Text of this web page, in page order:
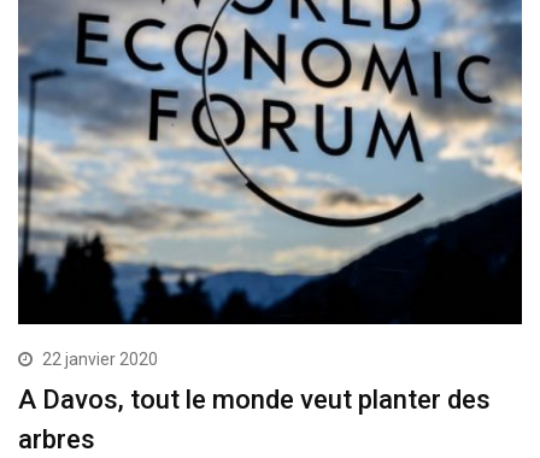
22 janvier 2020
A Davos, tout le monde veut planter des
arbres